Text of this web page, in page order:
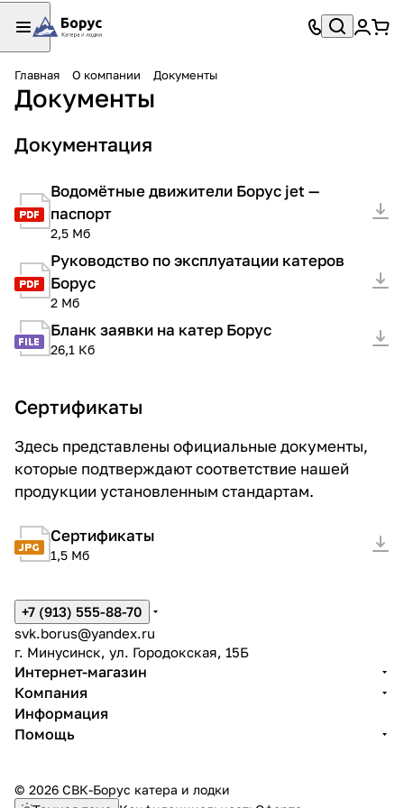
Главная О компании Документы
Документы
Документация
Водомётные движители Борус jet —
паспорт
2,5 Мб
Руководство по эксплуатации катеров
Борус
2 Мб
Бланк заявки на катер Борус
26,1 Кб
Сертификаты
Здесь представлены официальные документы,
которые подтверждают соответствие нашей
продукции установленным стандартам.
Сертификаты
1,5 Мб
+7 (913) 555-88-70
svk.borus@yandex.ru
г. Минусинск, ул. Городокская, 15Б
Интернет-магазин
Компания
Информация
Помощь
© 2026 СВК-Борус катера и лодки